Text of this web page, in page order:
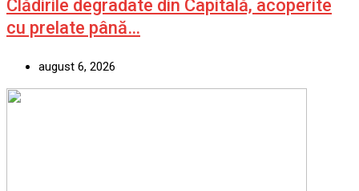
Clădirile degradate din Capitală, acoperite
cu prelate până…
august 6, 2026